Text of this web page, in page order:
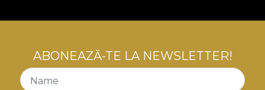
ABONEAZĂ-TE LA NEWSLETTER!
Name